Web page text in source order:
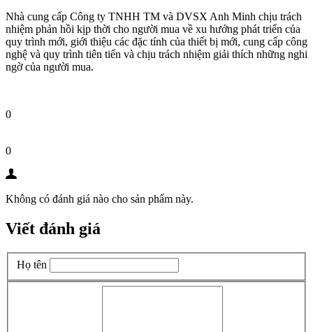
Nhà cung cấp Công ty TNHH TM và DVSX Anh Minh chịu trách
nhiệm phản hồi kịp thời cho người mua về xu hướng phát triển của
quy trình mới, giới thiệu các đặc tính của thiết bị mới, cung cấp công
nghệ và quy trình tiên tiến và chịu trách nhiệm giải thích những nghi
ngờ của người mua.
0
0
Không có đánh giá nào cho sản phẩm này.
Viết đánh giá
Họ tên